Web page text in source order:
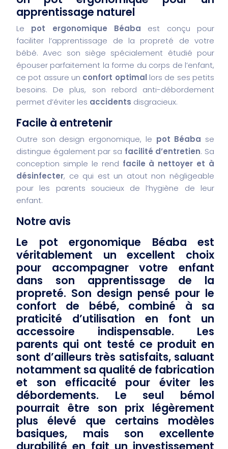
apprentissage naturel
Le pot ergonomique Béaba est conçu pour
faciliter l’apprentissage de la propreté de votre
bébé. Avec son siège spécialement étudié pour
épouser parfaitement la forme du corps de l’enfant,
ce pot assure un confort optimal lors de ses petits
besoins. De plus, son rebord anti-débordement
permet d’éviter les accidents disgracieux.
Facile à entretenir
Outre son design ergonomique, le pot Béaba se
distingue également par sa facilité d’entretien. Sa
conception simple le rend facile à nettoyer et à
désinfecter, ce qui est un atout non négligeable
pour les parents soucieux de l’hygiène de leur
enfant.
Notre avis
Le pot ergonomique Béaba est
véritablement un excellent choix
pour accompagner votre enfant
dans son apprentissage de la
propreté. Son design pensé pour le
confort de bébé, combiné à sa
praticité d’utilisation en font un
accessoire indispensable. Les
parents qui ont testé ce produit en
sont d’ailleurs très satisfaits, saluant
notamment sa qualité de fabrication
et son efficacité pour éviter les
débordements. Le seul bémol
pourrait être son prix légèrement
plus élevé que certains modèles
basiques, mais son excellente